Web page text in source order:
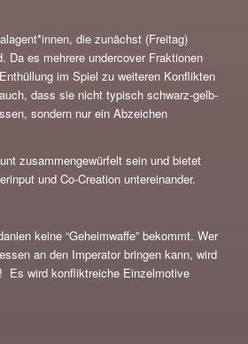
die zunächst (Freitag)
Da es mehrere undercover Fraktionen
im Spiel zu weiteren Konflikten
dass sie nicht typisch schwarz-gelb-
sondern nur ein Abzeichen
zusammengewürfelt sein und bietet
und Co-Creation untereinander.
keine “Geheimwaffe” bekommt. Wer
an den Imperator bringen kann, wird
Es wird konfliktreiche Einzelmotive